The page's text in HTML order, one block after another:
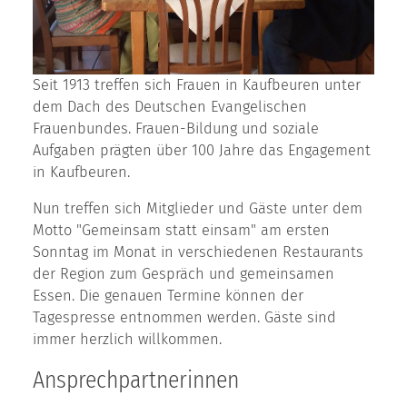
Seit 1913 treffen sich Frauen in Kaufbeuren unter
dem Dach des Deutschen Evangelischen
Frauenbundes. Frauen-Bildung und soziale
Aufgaben prägten über 100 Jahre das Engagement
in Kaufbeuren.
Nun treffen sich Mitglieder und Gäste unter dem
Motto "Gemeinsam statt einsam" am ersten
Sonntag im Monat in verschiedenen Restaurants
der Region zum Gespräch und gemeinsamen
Essen. Die genauen Termine können der
Tagespresse entnommen werden. Gäste sind
immer herzlich willkommen.
Ansprechpartnerinnen